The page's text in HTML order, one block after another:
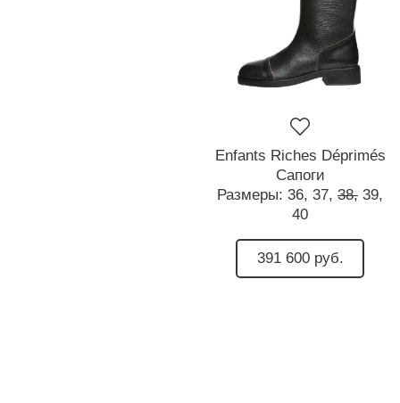
Enfants Riches Déprimés
Сапоги
Размеры: 36, 37, 38, 39,
40
391 600 руб.